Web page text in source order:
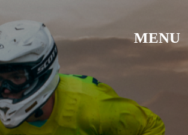
MENU